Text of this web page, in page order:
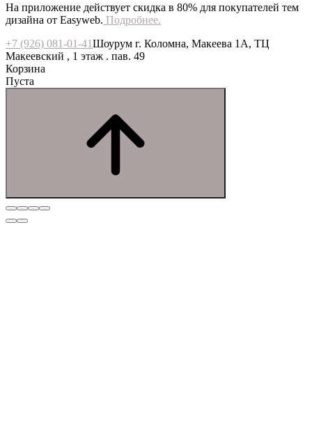
На приложение действует скидка в 80% для покупателей тем
дизайна от Easyweb. Подробнее.
+7 (926) 081-01-41Шоурум г. Коломна, Макеева 1А, ТЦ
Макеевский , 1 этаж . пав. 49
Корзина
Пуста